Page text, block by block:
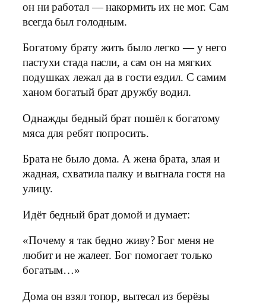
он ни работал — накормить их не мог. Сам
всегда был голодным.
Богатому брату жить было легко — у него
пастухи стада пасли, а сам он на мягких
подушках лежал да в гости ездил. С самим
ханом богатый брат дружбу водил.
Однажды бедный брат пошёл к богатому
мяса для ребят попросить.
Брата не было дома. А жена брата, злая и
жадная, схватила палку и выгнала гостя на
улицу.
Идёт бедный брат домой и думает:
«Почему я так бедно живу? Бог меня не
любит и не жалеет. Бог помогает только
богатым…»
Дома он взял топор, вытесал из берёзы